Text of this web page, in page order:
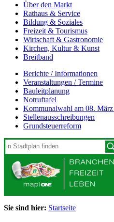
Über den Markt
Rathaus & Service
Bildung & Soziales
Freizeit & Tourismus
Wirtschaft & Gastronomie
Kirchen, Kultur & Kunst
Breitband
Berichte / Informationen
Veranstaltungen / Termine
Bauleitplanung
Notruftafel
Kommunalwahl am 08.
Stellenausschreibungen
Grundsteuerreform
Sie sind hier: Startseite